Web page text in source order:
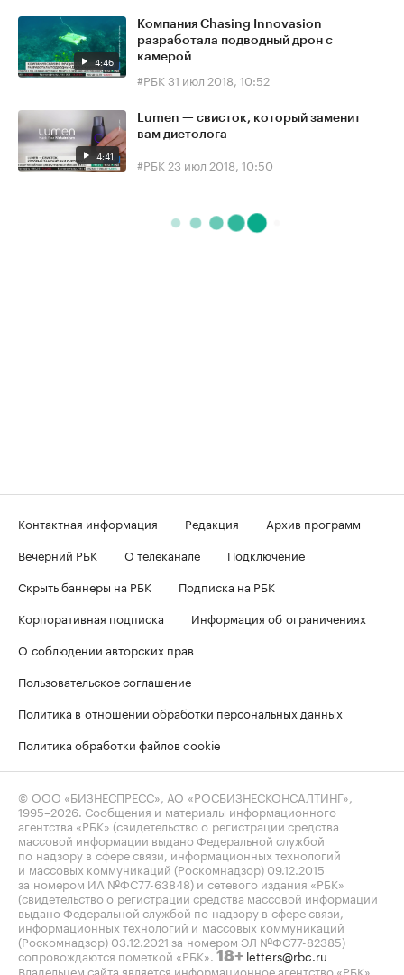
4:46
Компания Chasing Innovasion
разработала подводный дрон с
камерой
#РБК31 июл 2018, 10:52
4:41
Lumen — свисток, который заменит
вам диетолога
#РБК 23 июл 2018, 10:50
Контактная информация Редакция
Архив программ
Вечерний РБК
О телеканале
Подключение
Скрыть баннеры на РБК
Подписка на РБК
Корпоративная подписка
Информация об ограничениях
О соблюдении авторских прав
Пользовательское соглашение
Политика в отношении обработки персональных данных
Политика обработки файлов cookie
© ООО «БИЗНЕСПРЕСС», АО «РОСБИЗНЕСКОНСАЛТИНГ»,
1995–2026. Сообщения и материалы информационного
агентства «РБК» (свидетельство о регистрации средства
массовой информации выдано Федеральной службой
по надзору в сфере связи, информационных технологий
и массовых коммуникаций (Роскомнадзор) 09.12.2015
за номером ИА №ФС77-63848) и сетевого издания «РБК»
(свидетельство о регистрации средства массовой информации
выдано Федеральной службой по надзору в сфере связи,
информационных технологий и массовых коммуникаций
(Роскомнадзор) 03.12.2021 за номером ЭЛ №ФС77-82385)
сопровождаются пометкой «РБК». 18+ letters@rbc.ru
Владельцем сайта является информационное агентство «РБК».